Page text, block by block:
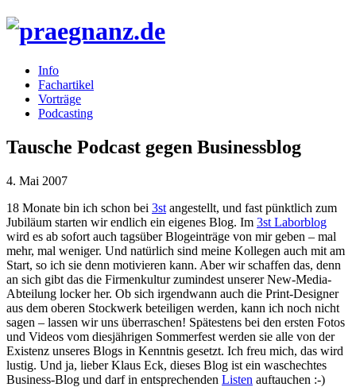
Info
Fachartikel
Vorträge
Podcasting
Tausche Podcast gegen Businessblog
4. Mai 2007
18 Monate bin ich schon bei 3st angestellt, und fast pünktlich zum
Jubiläum starten wir endlich ein eigenes Blog. Im 3st Laborblog
wird es ab sofort auch tagsüber Blogeinträge von mir geben – mal
mehr, mal weniger. Und natürlich sind meine Kollegen auch mit am
Start, so ich sie denn motivieren kann. Aber wir schaffen das, denn
an sich gibt das die Firmenkultur zumindest unserer New-Media-
Abteilung locker her. Ob sich irgendwann auch die Print-Designer
aus dem oberen Stockwerk beteiligen werden, kann ich noch nicht
sagen – lassen wir uns überraschen! Spätestens bei den ersten Fotos
und Videos vom diesjährigen Sommerfest werden sie alle von der
Existenz unseres Blogs in Kenntnis gesetzt. Ich freu mich, das wird
lustig. Und ja, lieber Klaus Eck, dieses Blog ist ein waschechtes
Business-Blog und darf in entsprechenden Listen auftauchen :-)